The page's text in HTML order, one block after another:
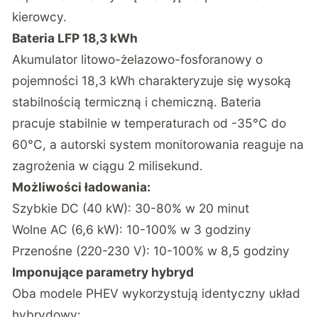
kierowcy.
Bateria LFP 18,3 kWh
Akumulator litowo-żelazowo-fosforanowy o
pojemności 18,3 kWh charakteryzuje się wysoką
stabilnością termiczną i chemiczną. Bateria
pracuje stabilnie w temperaturach od -35°C do
60°C, a autorski system monitorowania reaguje na
zagrożenia w ciągu 2 milisekund.
Możliwości ładowania:
Szybkie DC (40 kW): 30-80% w 20 minut
Wolne AC (6,6 kW): 10-100% w 3 godziny
Przenośne (220-230 V): 10-100% w 8,5 godziny
Imponujące parametry hybryd
Oba modele PHEV wykorzystują identyczny układ